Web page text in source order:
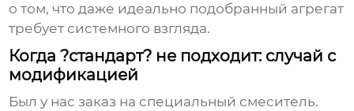
о том, что даже идеально подобранный агрегат
требует системного взгляда.
Когда ?стандарт? не подходит: случай с
модификацией
Был у нас заказ на специальный смеситель.